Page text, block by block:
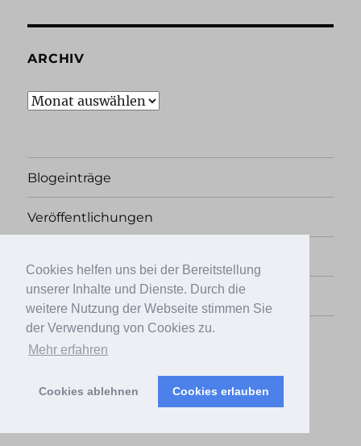
Cookies helfen uns bei der Bereitstellung
unserer Inhalte und Dienste. Durch die
weitere Nutzung der Webseite stimmen Sie
der Verwendung von Cookies zu.
Mehr erfahren
Cookies ablehnen Cookies erlauben
ARCHIV
Archiv
Blogeinträge
Veröffentlichungen
Übersicht
FacebookTwitter
Papierkrieg, der Literaturblog
Stolz präsentiert von